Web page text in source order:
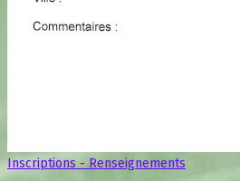
Inscriptions - Renseignements